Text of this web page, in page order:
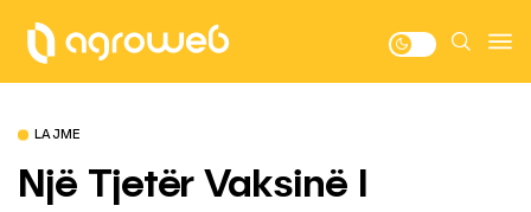
LAJME
Një Tjetër Vaksinë I